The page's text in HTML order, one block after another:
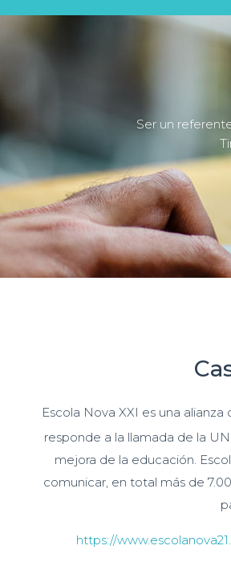
Ser un
Escola Nova XXI es una
responde a la llamada de la
mejora de la educación.
comunicar, en total más de
https://